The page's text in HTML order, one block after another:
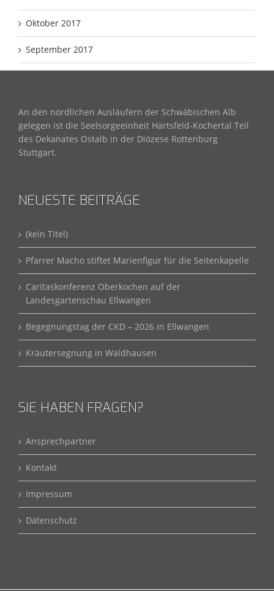
Oktober 2017
September 2017
An den nördlichen Ausläufern der Schwäbischen Alb
gelegen ist die Seelsorgeeinheit Härtsfeld-Kochertal Teil
des Dekanates Ostalb in der Diözese Rottenburg
Stuttgart.
NEUESTE BEITRÄGE
(kein Titel)
Pfarrer Macho stiftet Marienfigur für die Seitenkapelle
Caritaskonferenz Oberkochen auf der
Landesgartenschau Ellwangen
Begegnungstag der CKD – 2026 in Ellwangen
Kräutersegnung in Waldhausen
SIE HABEN FRAGEN?
Ansprechpartner
Kontakt
Impressum
Datenschutz